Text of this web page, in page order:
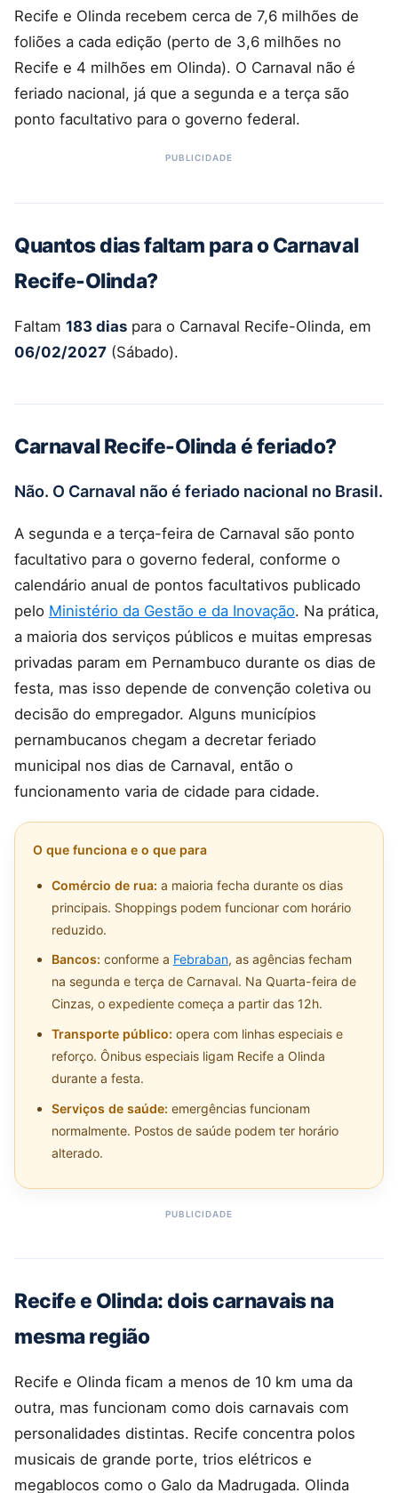
Recife e Olinda recebem cerca de 7,6 milhões de
foliões a cada edição (perto de 3,6 milhões no
Recife e 4 milhões em Olinda). O Carnaval não é
feriado nacional, já que a segunda e a terça são
ponto facultativo para o governo federal.
Quantos dias faltam para o Carnaval
Recife-Olinda?
Faltam 183 dias para o Carnaval Recife-Olinda, em
06/02/2027 (Sábado).
Carnaval Recife-Olinda é feriado?
Não. O Carnaval não é feriado nacional no Brasil.
A segunda e a terça-feira de Carnaval são ponto
facultativo para o governo federal, conforme o
calendário anual de pontos facultativos publicado
pelo Ministério da Gestão e da Inovação. Na prática,
a maioria dos serviços públicos e muitas empresas
privadas param em Pernambuco durante os dias de
festa, mas isso depende de convenção coletiva ou
decisão do empregador. Alguns municípios
pernambucanos chegam a decretar feriado
municipal nos dias de Carnaval, então o
funcionamento varia de cidade para cidade.
O que funciona e o que para
Comércio de rua: a maioria fecha durante os dias
principais. Shoppings podem funcionar com horário
reduzido.
Bancos: conforme a Febraban, as agências fecham
na segunda e terça de Carnaval. Na Quarta-feira de
Cinzas, o expediente começa a partir das 12h.
Transporte público: opera com linhas especiais e
reforço. Ônibus especiais ligam Recife a Olinda
durante a festa.
Serviços de saúde: emergências funcionam
normalmente. Postos de saúde podem ter horário
alterado.
Recife e Olinda: dois carnavais na
mesma região
Recife e Olinda ficam a menos de 10 km uma da
outra, mas funcionam como dois carnavais com
personalidades distintas. Recife concentra polos
musicais de grande porte, trios elétricos e
megablocos como o Galo da Madrugada. Olinda